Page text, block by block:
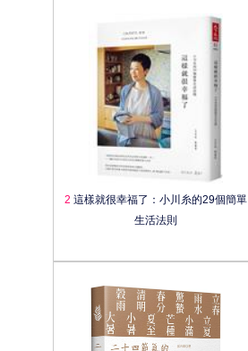
2 這樣就很幸福了：小川糸的29個簡單
生活法則